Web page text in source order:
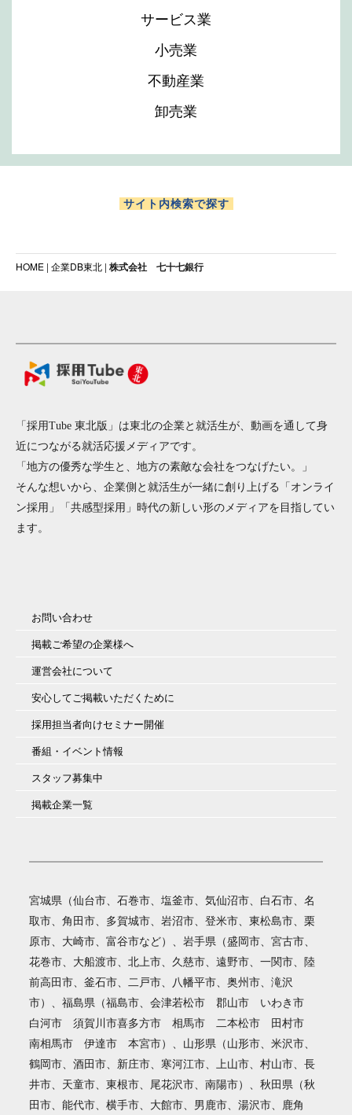
サービス業
小売業
不動産業
卸売業
サイト内検索で探す
HOME | 企業DB東北 | 株式会社 七十七銀行
「採用Tube 東北版」は東北の企業と就活生が、動画を通して身
近につながる就活応援メディアです。
「地方の優秀な学生と、地方の素敵な会社をつなげたい。」
そんな想いから、企業側と就活生が一緒に創り上げる「オンライ
ン採用」「共感型採用」時代の新しい形のメディアを目指してい
ます。
お問い合わせ
掲載ご希望の企業様へ
運営会社について
安心してご掲載いただくために
採用担当者向けセミナー開催
番組・イベント情報
スタッフ募集中
掲載企業一覧
宮城県（仙台市、石巻市、塩釜市、気仙沼市、白石市、名
取市、角田市、多賀城市、岩沼市、登米市、東松島市、栗
原市、大崎市、富谷市など）、岩手県（盛岡市、宮古市、
花巻市、大船渡市、北上市、久慈市、遠野市、一関市、陸
前高田市、釜石市、二戸市、八幡平市、奥州市、滝沢
市）、福島県（福島市、会津若松市 郡山市 いわき市
白河市 須賀川市喜多方市 相馬市 二本松市 田村市
南相馬市 伊達市 本宮市）、山形県（山形市、米沢市、
鶴岡市、酒田市、新庄市、寒河江市、上山市、村山市、長
井市、天童市、東根市、尾花沢市、南陽市）、秋田県（秋
田市、能代市、横手市、大館市、男鹿市、湯沢市、鹿角